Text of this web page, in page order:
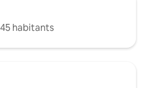
habitants